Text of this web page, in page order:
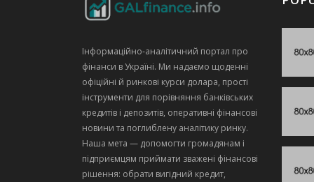
Інформаційно‑аналітичний портал про
фінанси в Україні. Ми надаємо щоденні
офіційні й ринкові курси долара, прості
інструменти для порівняння банківських
кредитів і депозитів, оперативні фінансові
новини та поглиблену аналітику ринку.
Наша мета — допомогти громадянам і
підприємцям приймати зважені фінансові
рішення: обрати вигідний кредит,